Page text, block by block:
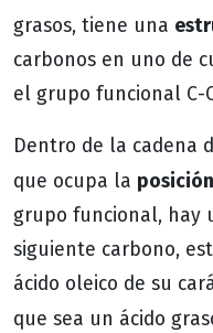
grasos, tiene una
carbonos en uno de
el grupo funcional C-
Dentro de la cadena
que ocupa la
grupo funcional, hay
siguiente carbono,
ácido oleico de su
que sea un ácido